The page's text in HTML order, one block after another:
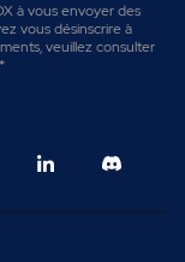
à vous envoyer des
vous désinscrire à
veuillez consulter
*